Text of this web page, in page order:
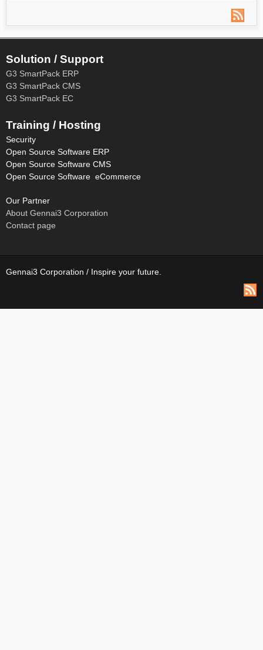
Solution / Support
G3 SmartPack ERP
G3 SmartPack CMS
G3 SmartPack EC
Training / Hosting
Security
Open Source Software ERP
Open Source Software CMS
Open Source Software eCommerce
Our Partner
About Gennai3 Corporation
Contact page
Gennai3 Corporation / Inspire your future.